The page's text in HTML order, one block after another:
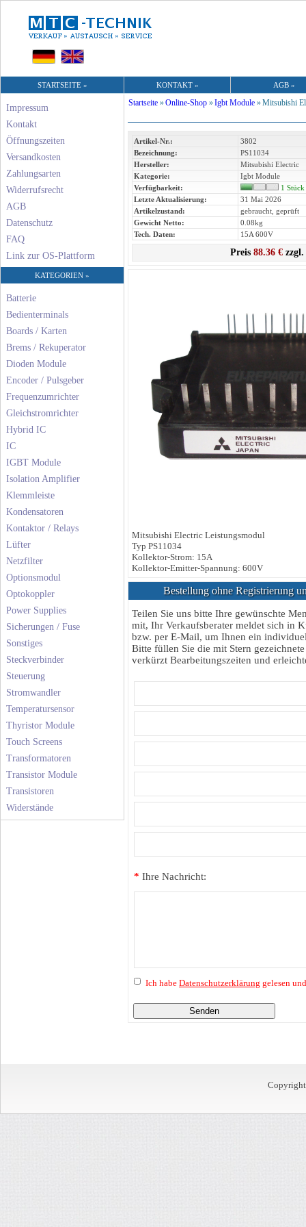
STARTSEITE » KONTAKT » AGB »
Impressum
Kontakt
Öffnungszeiten
Versandkosten
Zahlungsarten
Widerrufsrecht
AGB
Datenschutz
FAQ
Link zur OS-Plattform
KATEGORIEN »
Batterie
Bedienterminals
Boards / Karten
Brems / Rekuperator
Dioden Module
Encoder / Pulsgeber
Frequenzumrichter
Gleichstromrichter
Hybrid IC
IC
IGBT Module
Isolation Amplifier
Klemmleiste
Kondensatoren
Kontaktor / Relays
Lüfter
Netzfilter
Optionsmodul
Optokoppler
Power Supplies
Sicherungen / Fuse
Sonstiges
Steckverbinder
Steuerung
Stromwandler
Temperatursensor
Thyristor Module
Touch Screens
Transformatoren
Transistor Module
Transistoren
Widerstände
Startseite »Online-Shop »Igbt Module »Mitsubishi
Artikel-Nr.:
3802
Bezeichnung:
PS11034
Hersteller:
Mitsubishi Electric
Kategorie:
Igbt Module
Verfügbarkeit:
1
Letzte Aktualisierung:
31 Mai 2026
Artikelzustand:
gebraucht, geprüft
Gewicht Netto:
0.08kg
Tech. Daten:
15A 600V
Preis 88.36 €zzgl.
Mitsubishi Electric Leistungsmodul
Typ PS11034
Kollektor-Strom: 15A
Kollektor-Emitter-Spannung: 600V
Bestellung ohne Registrierung
Teilen Sie uns bitte Ihre gewünschte
mit, Ihr Verkaufsberater meldet sich in
bzw. per E-Mail, um Ihnen ein
Bitte füllen Sie die mit Stern
verkürzt Bearbeitungszeiten und
* Ihre Nachricht:
Ich habe Datenschutzerklärung gelesen
Senden